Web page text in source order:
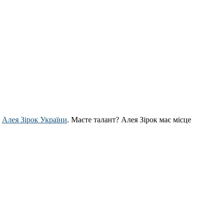
Алея Зірок України. Маєте талант? Алея Зірок має місце